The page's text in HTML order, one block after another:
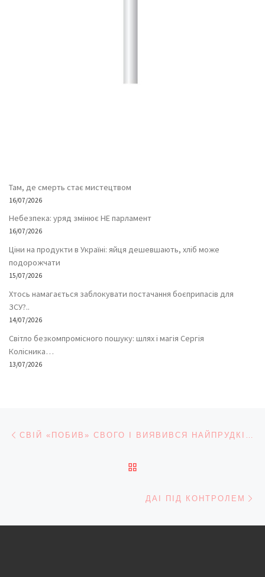
Там, де смерть стає мистецтвом
16/07/2026
Небезпека: уряд змінює НЕ парламент
16/07/2026
Ціни на продукти в Україні: яйця дешевшають, хліб може
подорожчати
15/07/2026
Хтось намагається заблокувати постачання боєприпасів для
ЗСУ?..
14/07/2026
Світло безкомпромісного пошуку: шлях і магія Сергія
Колісника…
13/07/2026
Навігація записів
ДАІ ПІД КОНТРОЛЕМ